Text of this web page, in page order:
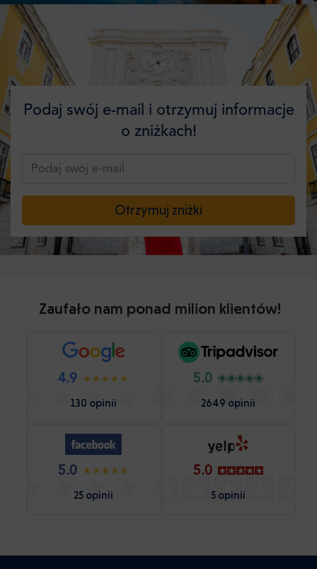
Podaj swój e-mail i otrzymuj informacje
o zniżkach!
Otrzymuj zniżki
Zaufało nam ponad milion klientów!
4.9
130 opinii
5.0
2649 opinii
5.0
25 opinii
5.0
5 opinii